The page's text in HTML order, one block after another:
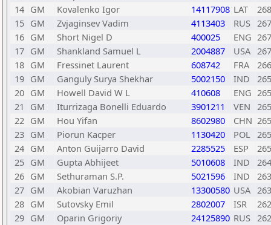
14 GM Kovalenko Igor 14117908 LAT
15 GM Zvjaginsev Vadim 4113403 RUS
16 GM Short Nigel D 400025 ENG
17 GM Shankland Samuel L 2004887 USA
18 GM Fressinet Laurent 608742 FRA
19 GM Ganguly Surya Shekhar 5002150 IND
20 GM Howell David W L 410608 ENG
21
GM Iturrizaga Bonelli Eduardo 3901211 VEN
22 GM Hou Yifan 8602980 CHN
23 GM Piorun Kacper 1130420 POL
24 GM Anton Guijarro David 2285525 ESP
25 GM Gupta Abhijeet 5010608 IND
26 GM Sethuraman S.P. 5021596 IND
27 GM Akobian Varuzhan 13300580 USA
28 GM Sutovsky Emil 2802007 ISR
29 GM Oparin Grigoriy 24125890 RUS